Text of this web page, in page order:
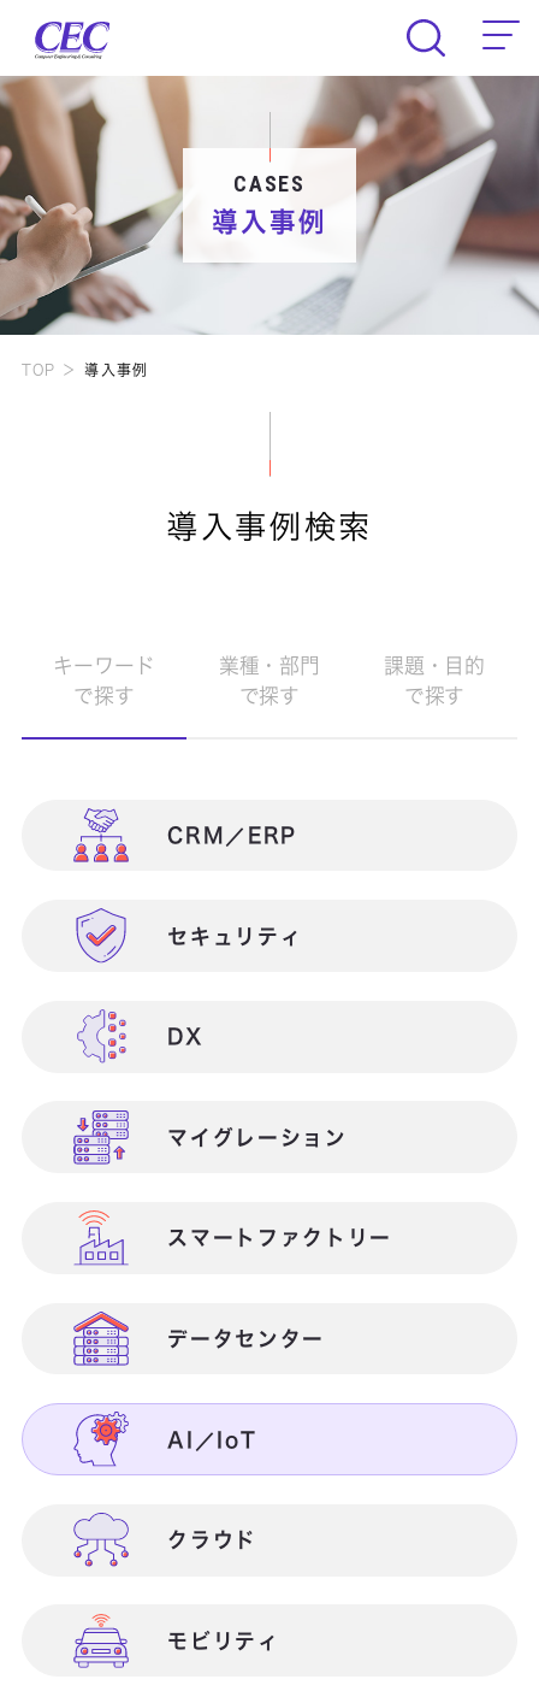
CEC Computer Engineering &
CASES
導入事例
TOP 導入事例
導入事例検索
キーワード
で探す
業種・部門
で探す
課題・目的
で探す
CRM／ERP
セキュリティ
DX
マイグレーション
スマートファクトリー
データセンター
AI／IoT
クラウド
モビリティ
製造業向け
物流・流通業向け
官公庁・自治体・公共団体向け
金融業向け
医療業向け
営業部門向け
総務部門向け
災害対策（BCP）
情報共有
生産性向上
マイクロソフト製品連携
検証・テスト
働き方改革
営業支援
ICTインフラ構築・運用
サステナビリティ実現